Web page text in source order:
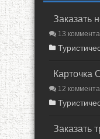
Заказать
13
Карточка
12
Заказать